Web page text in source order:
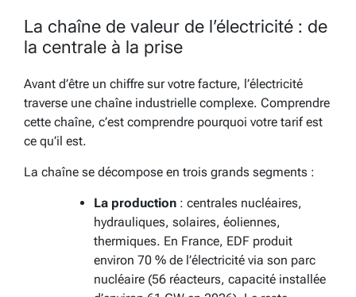
La chaîne de valeur de l’électricité : de
la centrale à la prise
Avant d’être un chiffre sur votre facture, l’électricité
traverse une chaîne industrielle complexe. Comprendre
cette chaîne, c’est comprendre pourquoi votre tarif est
ce qu’il est.
La chaîne se décompose en trois grands segments :
La production : centrales nucléaires,
hydrauliques, solaires, éoliennes,
thermiques. En France, EDF produit
environ 70 % de l’électricité via son parc
nucléaire (56 réacteurs, capacité installée